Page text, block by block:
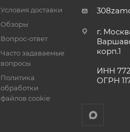
Условия доставки
Обзоры
Вопрос-ответ
Часто задаваемые
вопросы
Политика
обработки
файлов cookie
г.
корп.1
ИНН
ОГРН